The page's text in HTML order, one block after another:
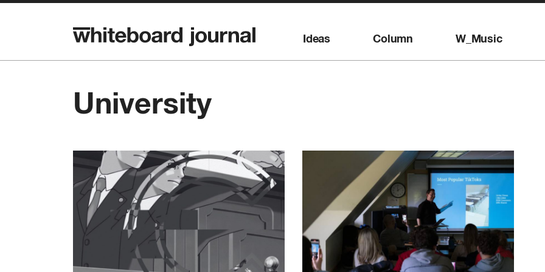
Ideas Column W_Music
University